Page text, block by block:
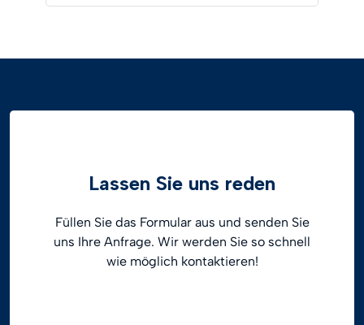
Lassen Sie uns reden
Füllen Sie das Formular aus und senden Sie
uns Ihre Anfrage. Wir werden Sie so schnell
wie möglich kontaktieren!